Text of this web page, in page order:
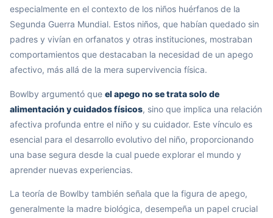
especialmente en el contexto de los niños huérfanos de la
Segunda Guerra Mundial. Estos niños, que habían quedado sin
padres y vivían en orfanatos y otras instituciones, mostraban
comportamientos que destacaban la necesidad de un apego
afectivo, más allá de la mera supervivencia física.
Bowlby argumentó que el apego no se trata solo de
alimentación y cuidados físicos, sino que implica una relación
afectiva profunda entre el niño y su cuidador. Este vínculo es
esencial para el desarrollo evolutivo del niño, proporcionando
una base segura desde la cual puede explorar el mundo y
aprender nuevas experiencias.
La teoría de Bowlby también señala que la figura de apego,
generalmente la madre biológica, desempeña un papel crucial